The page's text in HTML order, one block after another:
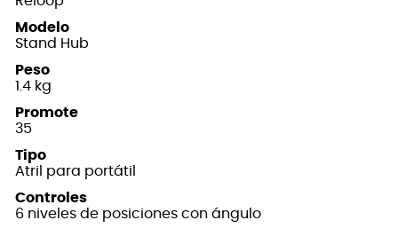
Modelo
Stand Hub
Peso
1.4 kg
Promote
35
Tipo
Atril para portátil
Controles
6 niveles de posiciones con ángulo